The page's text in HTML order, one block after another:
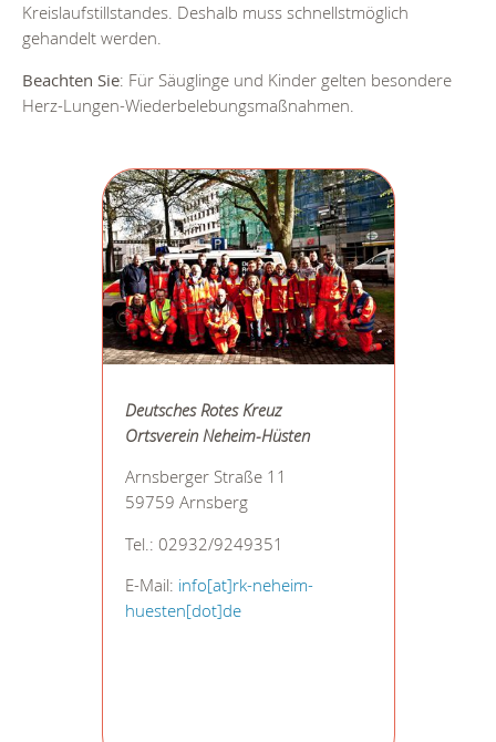
Kreislaufstillstandes. Deshalb muss schnellstmöglich
gehandelt werden.
Beachten Sie: Für Säuglinge und Kinder gelten besondere
Herz-Lungen-Wiederbelebungsmaßnahmen.
Deutsches Rotes Kreuz
Ortsverein Neheim-Hüsten
Arnsberger Straße 11
59759 Arnsberg
Tel.: 02932/9249351
E-Mail: info[at]rk-neheim-
huesten[dot]de